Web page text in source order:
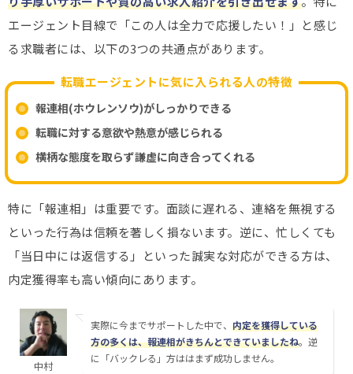
エージェント目線で「この人は全力で応援したい！」と感じ
る求職者には、以下の3つの共通点があります。
転職エージェントに気に入られる人の特徴
報連相(ホウレンソウ)がしっかりできる
転職に対する意欲や熱意が感じられる
横柄な態度を取らず謙虚に向き合ってくれる
特に「報連相」は重要です。面談に遅れる、連絡を無視する
といった行為は信頼を著しく損ないます。逆に、忙しくても
「当日中には返信する」といった誠実な対応ができる方は、
内定獲得率も高い傾向にあります。
中村
実際に今までサポートした中で、 内定を獲得している
方の多くは、報連相がきちんとできていましたね。逆
に「バックレる」方ははまず成功しません。